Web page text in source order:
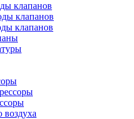
клапанов
клапанов
клапанов
воздуха